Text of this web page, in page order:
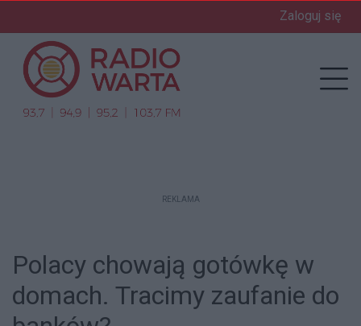
Zaloguj się
REKLAMA
Polacy chowają gotówkę w
domach. Tracimy zaufanie do